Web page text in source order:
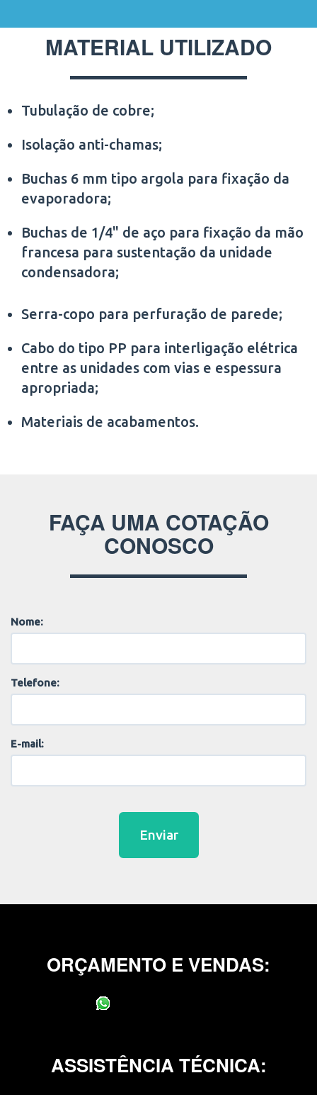
MATERIAL UTILIZADO
Tubulação de cobre;
Isolação anti-chamas;
Buchas 6 mm tipo argola para fixação da
evaporadora;
Buchas de 1/4" de aço para fixação da mão
francesa para sustentação da unidade
condensadora;
Serra-copo para perfuração de parede;
Cabo do tipo PP para interligação elétrica
entre as unidades com vias e espessura
apropriada;
Materiais de acabamentos.
FAÇA UMA COTAÇÃO
CONOSCO
Nome:
Telefone:
E-mail:
Enviar
ORÇAMENTO E VENDAS:
ASSISTÊNCIA TÉCNICA: